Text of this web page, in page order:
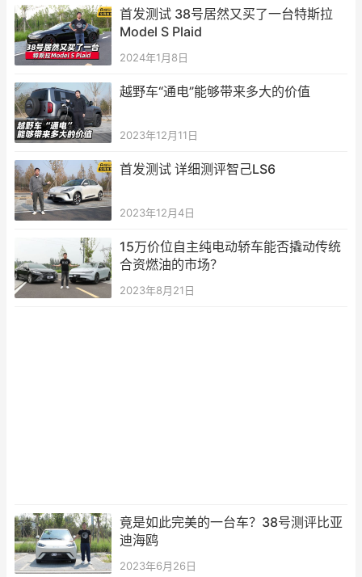
首发测试 38号居然又买了一台特斯拉
Model S Plaid
2024年1月8日
越野车“通电”能够带来多大的价值
2023年12月11日
首发测试 详细测评智己LS6
2023年12月4日
15万价位自主纯电动轿车能否撬动传统
合资燃油的市场？
2023年8月21日
竟是如此完美的一台车？38号测评比亚
迪海鸥
2023年6月26日